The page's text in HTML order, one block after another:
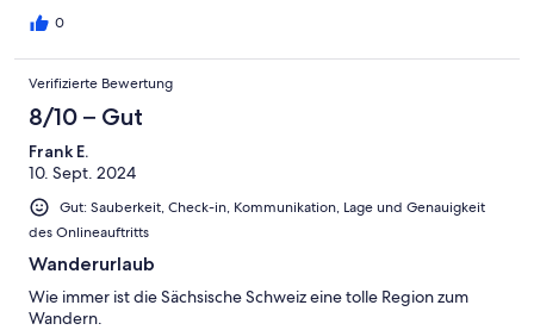
alles!
0
Verifizierte Bewertung
8/10 – Gut
Frank E.
10. Sept. 2024
Gut: Sauberkeit, Check-in, Kommunikation, Lage und Genauigkeit
des Onlineauftritts
Wanderurlaub
Wie immer ist die Sächsische Schweiz eine tolle Region zum
Wandern.